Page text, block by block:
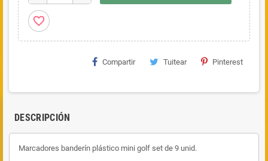
favorite_border
Compartir Tuitear Pinterest
DESCRIPCIÓN
Marcadores banderín plástico mini golf set de 9 unid.